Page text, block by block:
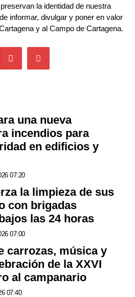
la identidad de nuestra
informar, divulgar y poner en valor
y al Campo de Cartagena.
una nueva
incendios para
en edificios y
07:20
la limpieza de sus
con brigadas
las 24 horas
07:00
carrozas, música y
de la XXVI
al campanario
07:40